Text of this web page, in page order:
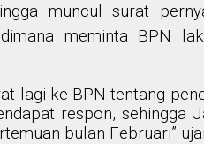
muncul surat
meminta BPN
lagi ke BPN tentang
respon, sehingga
bulan Februari”